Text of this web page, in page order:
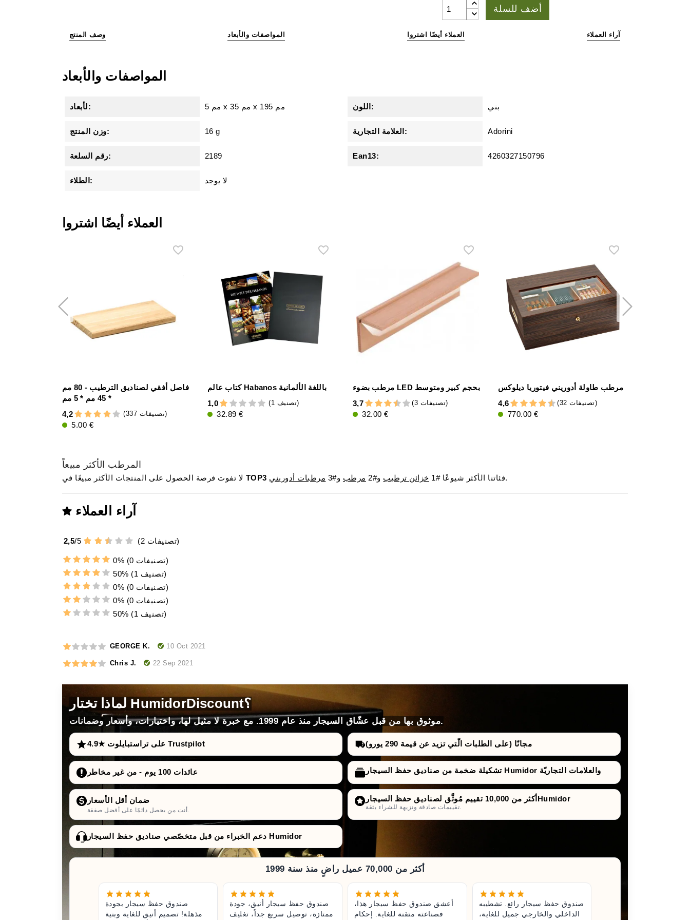
أضف للسلة
وصف المنتج المواصفات والأبعاد العملاء أيضًا اشتروا آراء العملاء
المواصفات والأبعاد
لأبعاد: 5 مم x 35 مم x 195 مم
وزن المنتج: 16 g
رقم السلعة: 2189
الطلاء: لا يوجد
اللون: بني
العلامة التجارية: Adorini
Ean13: 4260327150796
العملاء أيضًا اشتروا
فاصل أفقي لصناديق الترطيب - 80 مم
* 45 مم * 5 مم
4,2
(337 تصنيفات)
5.00 €
كتاب عالم Habanos باللغة الألمانية
1,0
(1 تصنيف)
32.89 €
مرطب بضوء LED بحجم كبير ومتوسط
3,7
(3 تصنيفات)
32.00 €
مرطب طاولة أدوريني فيتوريا ديلوكس
4,6
(32 تصنيفات)
770.00 €
المرطب الأكثر مبيعاً
TOP3 فئاتنا الأكثر شيوعًا #1 خزائن ترطيب و#2 مرطب و#3 مرطبات أدوريني .
آراء العملاء
2,5/5 (2 تصنيفات)
0%
(0 تصنيفات)
50%
(1 تصنيف)
0%
(0 تصنيفات)
0%
(0 تصنيفات)
50%
(1 تصنيف)
GEORGE K. 10 Oct 2021
Chris J. 22 Sep 2021
لماذا تختار HumidorDiscount؟
موثوق بها من قبل عشّاق السيجار منذ عام 1999. مع خبرة لا مثيل لها، واختيارات، وأسعار وضمانات.
4.9★ على تراستبايلوت Trustpilot مجانًا (على الطلبات الّتي تزيد عن قيمة 290 يورو)
عائدات 100 يوم - من غير مخاطر تشكيلة ضخمة من صناديق حفظ السيجار Humidor والعلامات التجاريّة
ضمان أقل الأسعار
أنت من يحصل دائمًا على أفضل صفقة.
أكثر من 10,000 تقييم مُوثَّق لصناديق حفظ السيجارHumidor
تقييمات صادقة ونزيهة للشراء بثقة.
دعم الخبراء من قبل متخصّصي صناديق حفظ السيجار Humidor
أكثر من 70,000 عميل راضٍ منذ سنة 1999
صندوق حفظ سيجار بجودة
مذهلة! تصميم أنيق للغاية وبنية
صندوق حفظ سيجار أنيق، جودة
ممتازة، توصيل سريع جداً، تغليف
أعشق صندوق حفظ سيجار هذا،
فصناعته متقنة للغاية. إحكام
صندوق حفظ سيجار رائع. تشطيبه
الداخلي والخارجي جميل للغاية،